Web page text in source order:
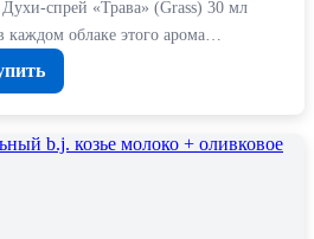
спрей «Трава» (Grass) 30 мл
каждом облаке этого арома…